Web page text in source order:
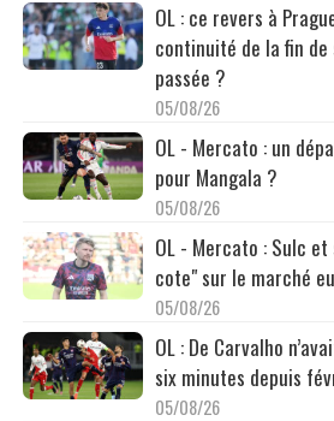
OL : ce revers à
continuité de la fin de
passée ?
05/08/26
OL - Mercato : un
pour Mangala ?
05/08/26
OL - Mercato : Sulc et
cote" sur le marché
05/08/26
OL : De Carvalho
six minutes depuis
05/08/26